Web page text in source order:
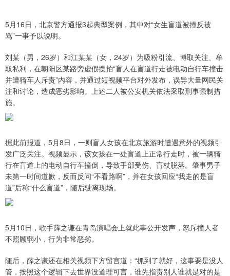
5月16日，北京警方通报3起典型案例，其中对“女生盲道被撞反被
骂”一事予以说明。
刘某（男，26岁）和江某某（女，24岁）为吸粉引流、博取关注、牟
取私利，在朝阳区某路旁虚假摆拍“盲人在盲道行走被电动自行车撞击
并遭骑车人斥责”内容，并通过短视频平台对外发布，误导大量网民关
注和讨论，造成恶劣影响。上述二人被公安机关依法采取刑事强制措
施。
据此前报道，5月8日，一则盲人女孩在北京旅游时遭遇意外的视频引
发广泛关注。视频显示，该女孩在一处盲道上正常行走时，被一辆骑
行在盲道上的电动自行车撞倒，导致手部受伤、盲杖脱落。肇事男子
未第一时间道歉，反而反问“不看路啊”，并在女孩回应“我走的是盲
道”后称“什么盲道”，随后驶离现场。
5月10日，歌手薛之谦在青岛演唱会上就此事公开发声，怒斥撞人者
不照顾弱小，行为非常恶劣。
随后，薛之谦还在相关视频下方留言道：“抓到了就好，这事要是没人
管，按照这个逻辑下去世界没道理可言，谁先指责别人谁就是对的是